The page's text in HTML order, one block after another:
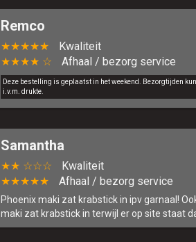
Remco
★★★★★
Kwaliteit
★★★★ ☆
Afhaal / bezorg service
Deze bestelling is geplaatst in het weekend. Bezorgtijden
i.v.m. drukte.
Samantha
★★ ☆☆☆
Kwaliteit
★★★★★
Afhaal / bezorg service
Phoenix maki zat krabstick in ipv garnaal!
maki zat krabstick in terwijl er op site staat